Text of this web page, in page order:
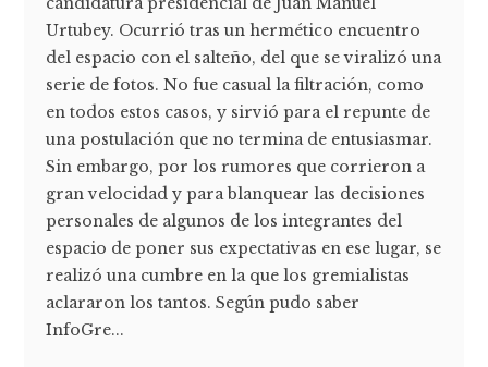
Urtubey. Ocurrió tras un hermético encuentro
del espacio con el salteño, del que se viralizó una
serie de fotos. No fue casual la filtración, como
en todos estos casos, y sirvió para el repunte de
una postulación que no termina de entusiasmar.
Sin embargo, por los rumores que corrieron a
gran velocidad y para blanquear las decisiones
personales de algunos de los integrantes del
espacio de poner sus expectativas en ese lugar, se
realizó una cumbre en la que los gremialistas
aclararon los tantos. Según pudo saber
InfoGre...